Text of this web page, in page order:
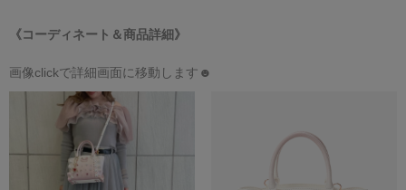
《コーディネート＆商品詳細》
画像clickで詳細画面に移動します☻